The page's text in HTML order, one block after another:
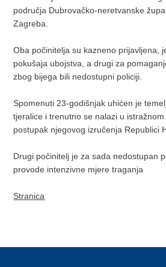
područja Dubrovačko-neretvanske
Zagreba.
Oba počinitelja su kazneno prijavljena,
pokušaja ubojstva, a drugi za
zbog bijega bili nedostupni policiji.
Spomenuti 23-godišnjak uhićen je
tjeralice i trenutno se nalazi u
postupak njegovog izručenja Republici
Drugi počinitelj je za sada nedostupan
provode intenzivne mjere traganja
Stranica